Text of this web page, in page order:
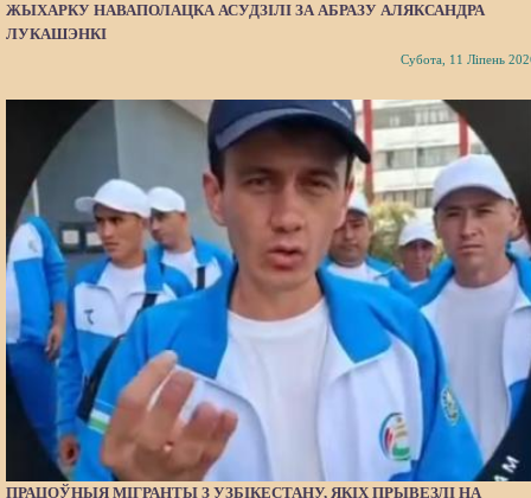
ЖЫХАРКУ НАВАПОЛАЦКА АСУДЗІЛІ ЗА АБРАЗУ АЛЯКСАНДРА
ЛУКАШЭНКІ
Субота, 11 Ліпень
ПРАЦОЎНЫЯ МІГРАНТЫ З УЗБІКЕСТАНУ, ЯКІХ ПРЫВЕЗЛІ НА